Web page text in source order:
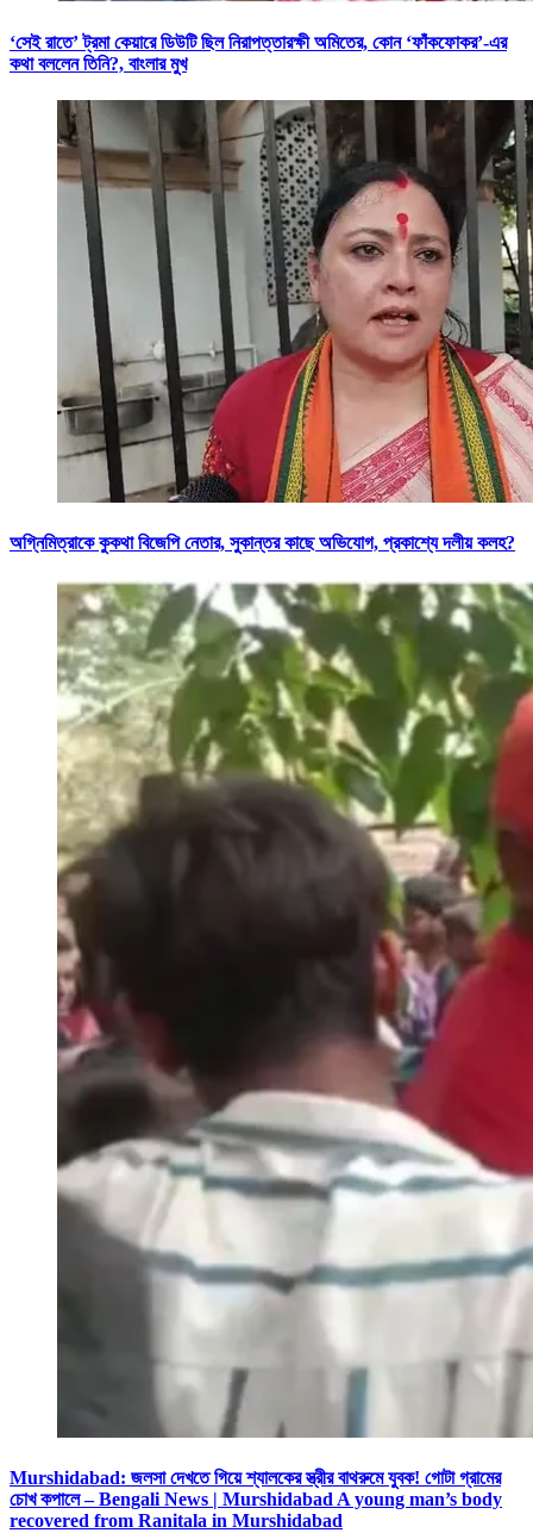
‘সেই রাতে’ ট্রমা কেয়ারে ডিউটি ছিল নিরাপত্তারক্ষী অমিতের, কোন ‘ফাঁকফোকর’-এর
কথা বললেন তিনি?, বাংলার মুখ
অগ্নিমিত্রাকে কুকথা বিজেপি নেতার, সুকান্তর কাছে অভিযোগ, প্রকাশ্যে দলীয় কলহ?
Murshidabad: জলসা দেখতে গিয়ে শ্যালকের স্ত্রীর বাথরুমে যুবক! গোটা গ্রামের
চোখ কপালে – Bengali News | Murshidabad A young man’s body
recovered from Ranitala in Murshidabad